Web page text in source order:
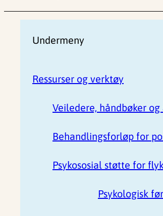
Undermeny
Ressurser og verktøy
Veiledere, håndbøker
Behandlingsforløp for
Psykososial støtte for
Psykologisk